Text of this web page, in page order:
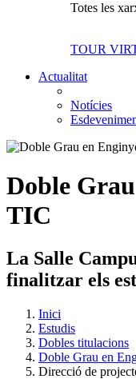
Totes les
TOUR
Actualitat
Notícies
Doble
TIC
La Salle
finalitzar els
Inici
Estudis
Dobles titulacions
Doble Grau en
Direcció de